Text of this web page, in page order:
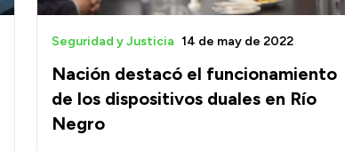
Nación destacó el funcionamiento
de los dispositivos duales en Río
Negro
Seguridad y Justicia 14 de may de 2022